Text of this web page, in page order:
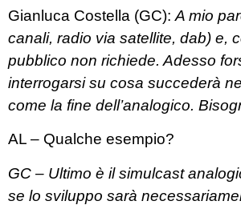
Gianluca Costella (GC): A mio
canali, radio via satellite, dab) e,
pubblico non richiede. Adesso
interrogarsi su cosa succederà
come la fine dell’analogico.
AL – Qualche esempio?
GC – Ultimo è il simulcast
se lo sviluppo sarà